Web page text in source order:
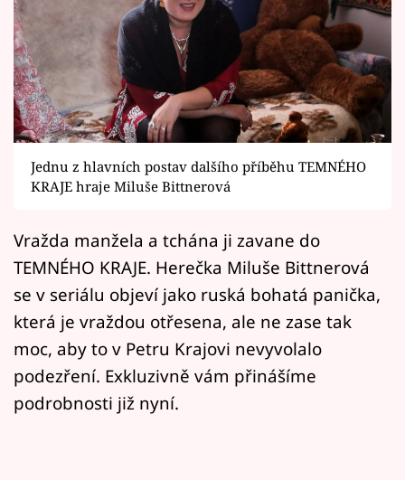
Sledujte prima+
Filmový festival Karlovy Vary
Pořady
Mámy sobě
Sledujte nás
Jednu z hlavních postav dalšího příběhu TEMNÉHO
KRAJE hraje Miluše Bittnerová
Vražda manžela a tchána ji zavane do
TEMNÉHO KRAJE. Herečka Miluše Bittnerová
se v seriálu objeví jako ruská bohatá panička,
která je vraždou otřesena, ale ne zase tak
moc, aby to v Petru Krajovi nevyvolalo
podezření. Exkluzivně vám přinášíme
podrobnosti již nyní.